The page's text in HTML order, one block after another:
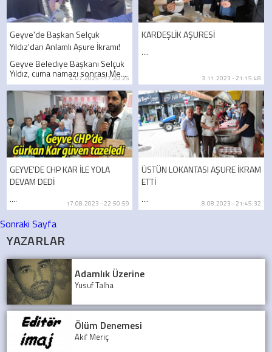
Geyve'de Başkan Selçuk
Yıldız'dan Anlamlı Aşure İkramı!
Geyve Belediye Başkanı Selçuk
Yıldız, cuma namazı sonrası Me...
4.07.2025 - 17:20:25
KARDEŞLİK AŞURESİ
....
3.11.2023 - 21:15:48
GEYVE'DE CHP KAR İLE YOLA
DEVAM DEDİ
....
17.08.2023 - 22:50:59
ÜSTÜN LOKANTASI AŞURE İKRAM
ETTİ
....
8.08.2023 - 21:45:32
Sonraki Sayfa
YAZARLAR
Adamlık Üzerine
Yusuf Talha
Ölüm Denemesi
Akif Meriç